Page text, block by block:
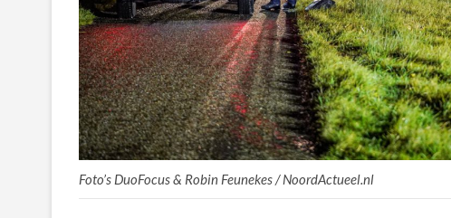
Foto’s DuoFocus & Robin Feunekes / NoordActueel.nl